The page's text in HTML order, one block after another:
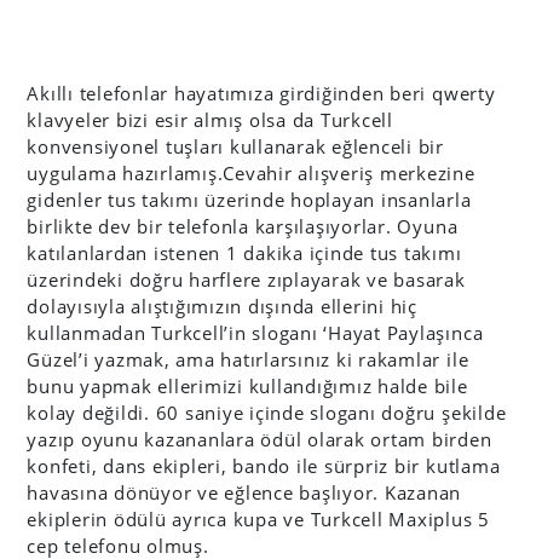
Akıllı telefonlar hayatımıza girdiğinden beri qwerty
klavyeler bizi esir almış olsa da Turkcell
konvensiyonel tuşları kullanarak eğlenceli bir
uygulama hazırlamış.Cevahir alışveriş merkezine
gidenler tus takımı üzerinde hoplayan insanlarla
birlikte dev bir telefonla karşılaşıyorlar. Oyuna
katılanlardan istenen 1 dakika içinde tus takımı
üzerindeki doğru harflere zıplayarak ve basarak
dolayısıyla alıştığımızın dışında ellerini hiç
kullanmadan Turkcell’in sloganı ‘Hayat Paylaşınca
Güzel’i yazmak, ama hatırlarsınız ki rakamlar ile
bunu yapmak ellerimizi kullandığımız halde bile
kolay değildi. 60 saniye içinde sloganı doğru şekilde
yazıp oyunu kazananlara ödül olarak ortam birden
konfeti, dans ekipleri, bando ile sürpriz bir kutlama
havasına dönüyor ve eğlence başlıyor. Kazanan
ekiplerin ödülü ayrıca kupa ve Turkcell Maxiplus 5
cep telefonu olmuş.